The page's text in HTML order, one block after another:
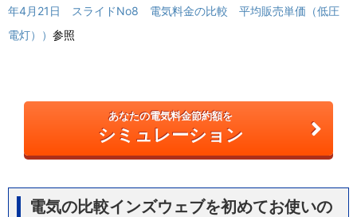
年4月21日 スライドNo8 電気料金の比較 平均販売単価（低圧
電灯）） 参照
あなたの電気料金節約額を
シミュレーション
電気の比較インズウェブを初めてお使いの